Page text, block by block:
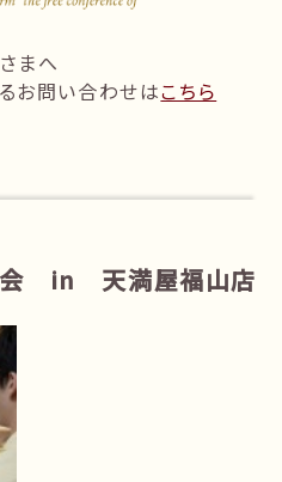
us!
まへ
お問い合わせはこちら
会 in 天満屋福山店